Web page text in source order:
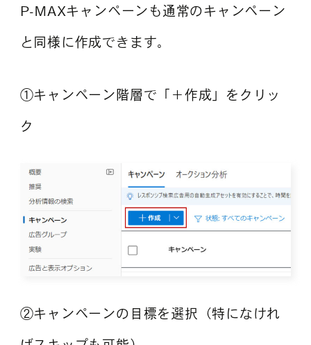
P-MAXキャンペーンも通常のキャンペーン
と同様に作成できます。
①キャンペーン階層で「＋作成」をクリッ
ク
②キャンペーンの目標を選択（特になけれ